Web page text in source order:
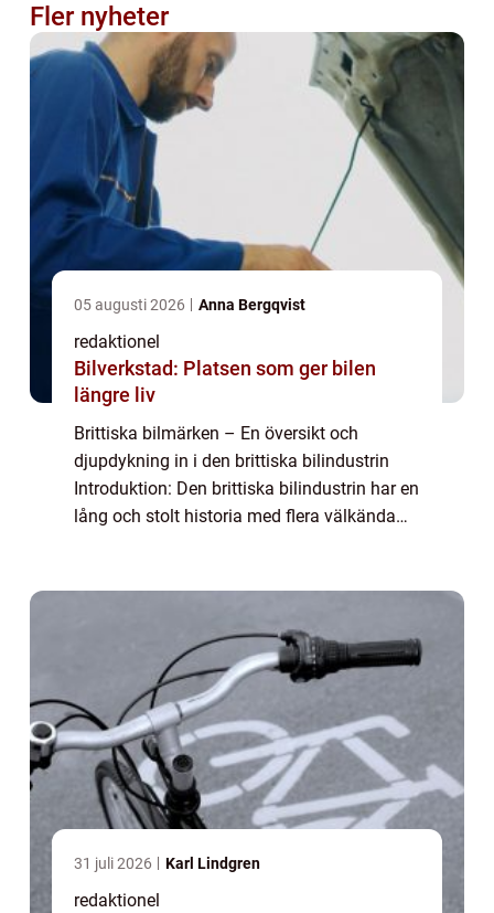
Fler nyheter
05 augusti 2026 Anna Bergqvist
redaktionel
Bilverkstad: Platsen som ger bilen
längre liv
Brittiska bilmärken – En översikt och
djupdykning in i den brittiska bilindustrin
Introduktion: Den brittiska bilindustrin har en
lång och stolt historia med flera välkända
31 juli 2026 Karl Lindgren
redaktionel